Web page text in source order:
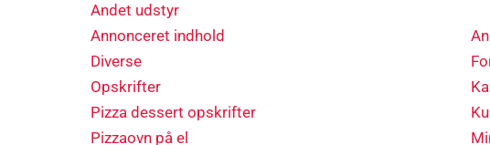
Andet udstyr
Annonceret indhold
Diverse
Opskrifter
Pizza dessert opskrifter
Pizzaovn på el